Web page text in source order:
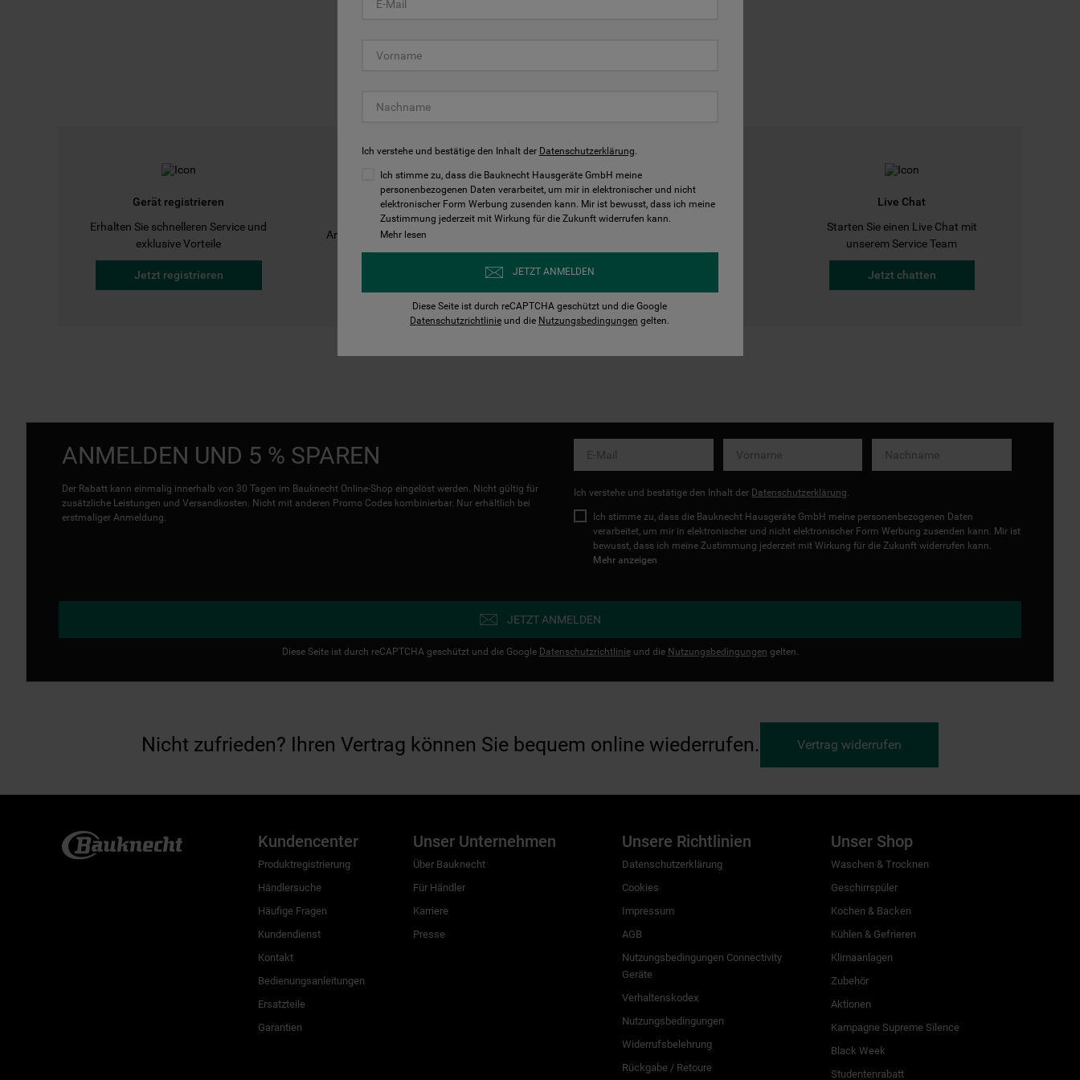
Gerät registrieren
Erhalten Sie schnelleren Service und
exklusive Vorteile
Jetzt registrieren
Bedienungsanleitungen
Anleitungen finden und herunterladen
Kontakt
Live Chat
Starten Sie einen Live Chat mit
unserem Service Team
Jetzt chatten
ANMELDEN UND 5 % SPAREN
Der Rabatt kann einmalig innerhalb von 30 Tagen im Bauknecht Online-Shop eingelöst werden. Nicht gültig für
zusätzliche Leistungen und Versandkosten. Nicht mit anderen Promo Codes kombinierbar. Nur erhältlich bei
erstmaliger Anmeldung.
Ich verstehe und bestätige den Inhalt der Datenschutzerklärung
Ich stimme zu, dass die Bauknecht Hausgeräte GmbH meine personenbezogenen Daten
verarbeitet, um mir in elektronischer und nicht elektronischer Form Werbung zusenden kann. Mir ist
bewusst, dass ich meine Zustimmung jederzeit mit Wirkung für die Zukunft widerrufen kann.
Mehr anzeigen
JETZT ANMELDEN
Diese Seite ist durch reCAPTCHA geschützt und die Google Datenschutzrichtlinieund die Nutzungsbedingungen gelten.
Nicht zufrieden? Ihren Vertrag können Sie bequem online wiederrufen. Vertrag widerrufen
Kundencenter
Produktregistrierung
Händlersuche
Häufige Fragen
Kundendienst
Kontakt
Bedienungsanleitungen
Ersatzteile
Garantien
Unser Unternehmen
Über Bauknecht
Für Händler
Karriere
Presse
Unsere Richtlinien
Datenschutzerklärung
Cookies
Impressum
AGB
Nutzungsbedingungen Connectivity
Geräte
Verhaltenskodex
Nutzungsbedingungen
Widerrufsbelehrung
Rückgabe / Retoure
Unser Shop
Waschen & Trocknen
Geschirrspüler
Kochen & Backen
Kühlen & Gefrieren
Klimaanlagen
Zubehör
Aktionen
Kampagne Supreme Silence
Black Week
Studentenrabatt
Ich verstehe und bestätige den Inhalt der Datenschutzerklärung.
Ich stimme zu, dass die Bauknecht Hausgeräte GmbH meine
personenbezogenen Daten verarbeitet, um mir in elektronischer und nicht
elektronischer Form Werbung zusenden kann. Mir ist bewusst, dass ich meine
Zustimmung jederzeit mit Wirkung für die Zukunft widerrufen kann.
Mehr lesen
JETZT ANMELDEN
Diese Seite ist durch reCAPTCHA geschützt und die Google
Datenschutzrichtlinie und die Nutzungsbedingungen gelten.